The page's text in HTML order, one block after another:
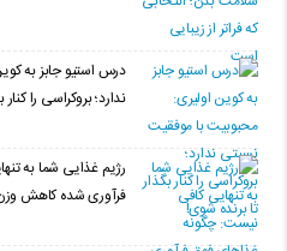
درس استیو جابز به
ندارد؛ بروکراسی را
رژیم غذایی شما به
فرآوری شده کاهش وزن